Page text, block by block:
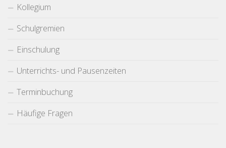
Kollegium
Schulgremien
Einschulung
Unterrichts- und Pausenzeiten
Terminbuchung
Häufige Fragen